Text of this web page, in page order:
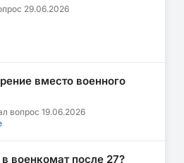
29.06.2026
вместо военного
вопрос 19.06.2026
военкомат после 27?